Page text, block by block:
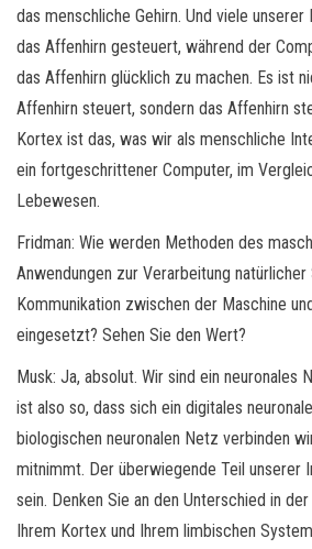
das menschliche Gehirn. Und viele
das Affenhirn gesteuert, während der
das Affenhirn glücklich zu machen. Es ist
Affenhirn steuert, sondern das Affenhirn
Kortex ist das, was wir als menschliche
ein fortgeschrittener Computer, im
Lebewesen.
Fridman: Wie werden Methoden des
Anwendungen zur Verarbeitung
Kommunikation zwischen der Maschine
eingesetzt? Sehen Sie den Wert?
Musk: Ja, absolut. Wir sind ein neuronales
ist also so, dass sich ein digitales
biologischen neuronalen Netz verbinden
mitnimmt. Der überwiegende Teil unserer
sein. Denken Sie an den Unterschied in
Ihrem Kortex und Ihrem limbischen